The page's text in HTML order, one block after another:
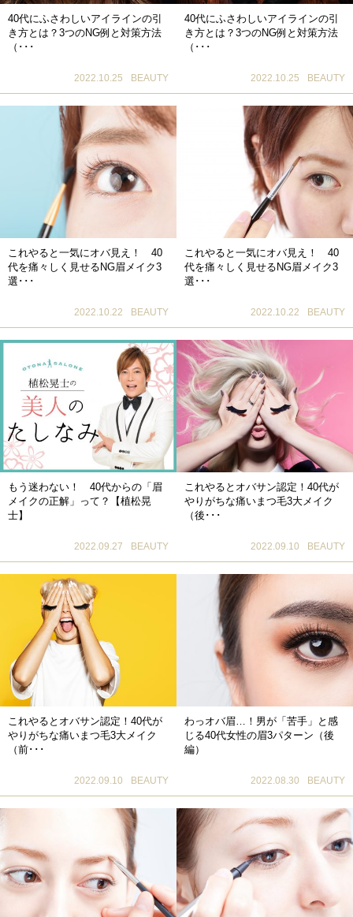
40代にふさわしいアイラインの引
き方とは？3つのNG例と対策方法
（･･･
2022.10.25 BEAUTY
40代にふさわしいアイラインの引
き方とは？3つのNG例と対策方法
（･･･
2022.10.25 BEAUTY
これやると一気にオバ見え！ 40
代を痛々しく見せるNG眉メイク3
選･･･
2022.10.22 BEAUTY
これやると一気にオバ見え！ 40
代を痛々しく見せるNG眉メイク3
選･･･
2022.10.22 BEAUTY
もう迷わない！ 40代からの「眉
メイクの正解」って？【植松晃
士】
2022.09.27 BEAUTY
これやるとオバサン認定！40代が
やりがちな痛いまつ毛3大メイク
（後･･･
2022.09.10 BEAUTY
これやるとオバサン認定！40代が
やりがちな痛いまつ毛3大メイク
（前･･･
2022.09.10 BEAUTY
わっオバ眉…！男が「苦手」と感
じる40代女性の眉3パターン（後
編）
2022.08.30 BEAUTY